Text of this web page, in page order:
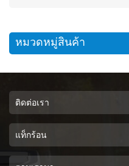
หมวดหมู่สินค้า
ติดต่อเรา
แท็กร้อน